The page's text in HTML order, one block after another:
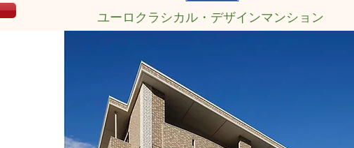
ユーロクラシカル・デザインマンション